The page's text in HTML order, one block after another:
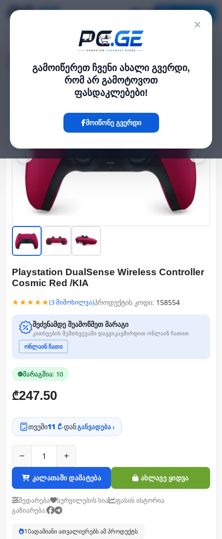
×
გამოიწერეთ ჩვენი ახალი გვერდი,
რომ არ გამოტოვოთ
ფასდაკლებები!
მოიწონე გვერდი
Playstation DualSense Wireless Controller Cosmic Red /KIA
Playstation DualSense Wireless Controller
Cosmic Red /KIA
★★★★★(3 მიმოხილვა)პროდუქტის კოდი: 158554
შეძენამდე შეამოწმეთ მარაგი
კითხვების შემთხვევაში დაგვიკავშირდით ონლაინ ჩათით
ონლაინ ჩათი
მარაგშია: 10
₾247.50
თვეში11 ₾-დანგანვადება ›
− +
კალათაში დამატება ახლავე ყიდვა
შედარება სურვილების სია
ფასის ისტორია
გაზიარება:
10ადამიანი ათვალიერებს ამ პროდუქტს